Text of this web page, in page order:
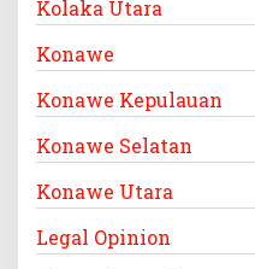
Kolaka Utara
Konawe
Konawe Kepulauan
Konawe Selatan
Konawe Utara
Legal Opinion